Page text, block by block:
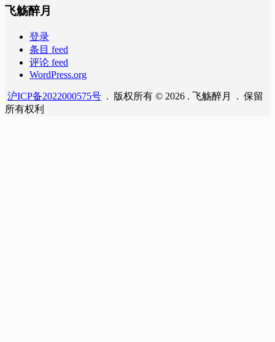
飞觞醉月
登录
条目 feed
评论 feed
WordPress.org
沪ICP备2022000575号 . 版权所有 © 2026 . 飞觞醉月 . 保留
所有权利